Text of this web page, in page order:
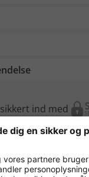
ind med